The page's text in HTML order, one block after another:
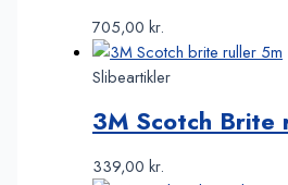
705,00kr.
Slibeartikler
3M Scotch Brite
339,00kr.